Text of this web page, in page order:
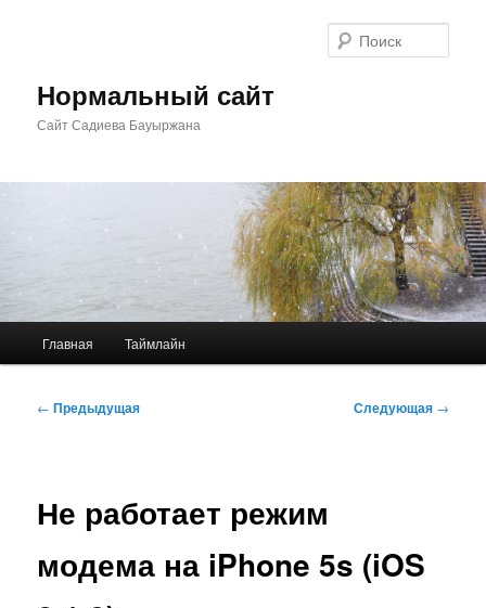
Нормальный сайт
Сайт Садиева Бауыржана
Главная Таймлайн
Навигация
← Предыдущая Следующая →
Не работает режим
модема на iPhone 5s (iOS